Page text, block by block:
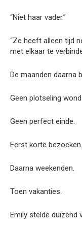
“Niet haar vader.”
“Ze heeft alleen tijd
met elkaar te
De maanden daarna
Geen plotseling
Geen perfect einde.
Eerst korte bezoeken.
Daarna weekenden.
Toen vakanties.
Emily stelde duizend